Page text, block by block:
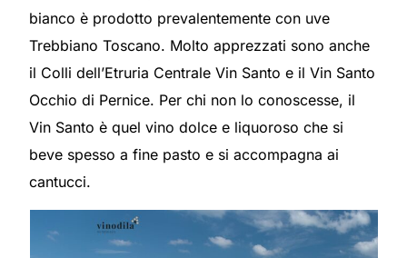
bianco è prodotto prevalentemente con uve
Trebbiano Toscano. Molto apprezzati sono anche
il Colli dell’Etruria Centrale Vin Santo e il Vin Santo
Occhio di Pernice. Per chi non lo conoscesse, il
Vin Santo è quel vino dolce e liquoroso che si
beve spesso a fine pasto e si accompagna ai
cantucci.